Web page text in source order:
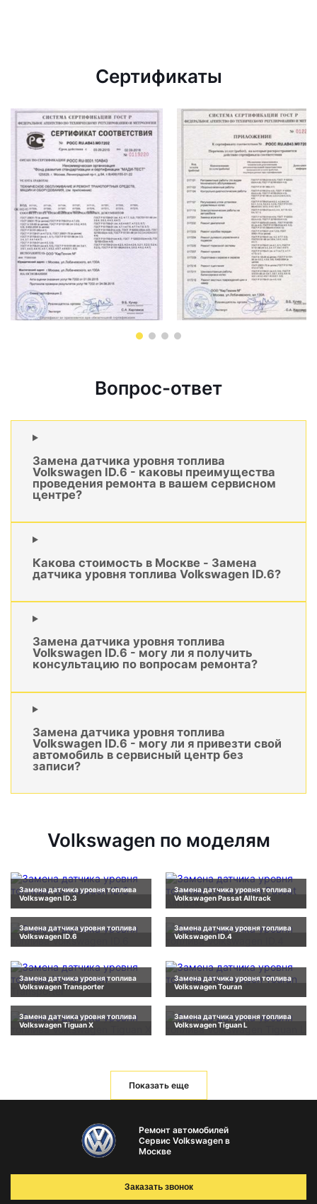
Сертификаты
Вопрос-ответ
Замена датчика уровня топлива
Volkswagen ID.6 - каковы преимущества
проведения ремонта в вашем сервисном
центре?
Какова стоимость в Москве - Замена
датчика уровня топлива Volkswagen ID.6?
Замена датчика уровня топлива
Volkswagen ID.6 - могу ли я получить
консультацию по вопросам ремонта?
Замена датчика уровня топлива
Volkswagen ID.6 - могу ли я привезти свой
автомобиль в сервисный центр без
записи?
Volkswagen по моделям
Замена датчика уровня топлива
Volkswagen ID.3
Замена датчика уровня топлива
Volkswagen Passat Alltrack
Замена датчика уровня топлива
Volkswagen ID.6
Замена датчика уровня топлива
Volkswagen ID.4
Замена датчика уровня топлива
Volkswagen Transporter
Замена датчика уровня топлива
Volkswagen Touran
Замена датчика уровня топлива
Volkswagen Tiguan X
Замена датчика уровня топлива
Volkswagen Tiguan L
Показать еще
Ремонт автомобилей
Сервис Volkswagen в
Москве
Заказать звонок